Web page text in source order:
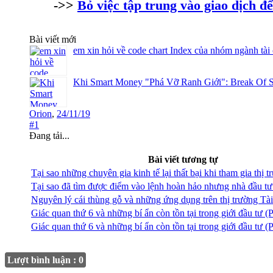
->> Bỏ việc tập trung vào giao dịch
Bài viết mới
em xin hỏi về code chart Index của nhóm ngành tài
Khi Smart Money "Phá Vỡ Ranh Giới": Break
Orion, 24/11/19
#1
Đang tải...
Bài viết tương tự
Tại sao những chuyên gia kinh tế lại thất bại khi tham gia thị
Tại sao đã tìm được điểm vào lệnh hoàn hảo nhưng nhà đầu
Nguyên lý cái thùng gỗ và những ứng dụng trên thị trường
Giác quan thứ 6 và những bí ẩn còn tồn tại trong giới đầu tư
Giác quan thứ 6 và những bí ẩn còn tồn tại trong giới đầu tư
Lượt bình luận : 0